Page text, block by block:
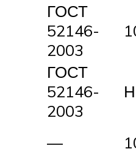
ГОСТ
52146-
2003
ГОСТ
52146-
2003
Н
—